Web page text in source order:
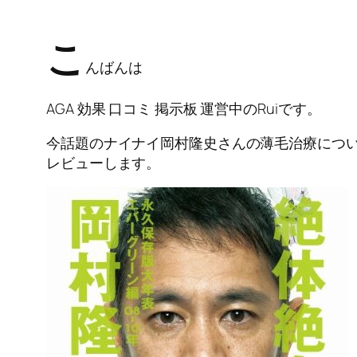
こ んばんは
AGA 効果 口コミ 掲示板 運営中のRuiです。
今話題のナイナイ岡村隆史さんの薄毛治療につ
レビューします。